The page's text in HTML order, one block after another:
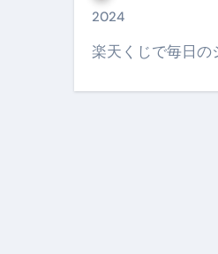
【
個
2024
楽天くじで毎日